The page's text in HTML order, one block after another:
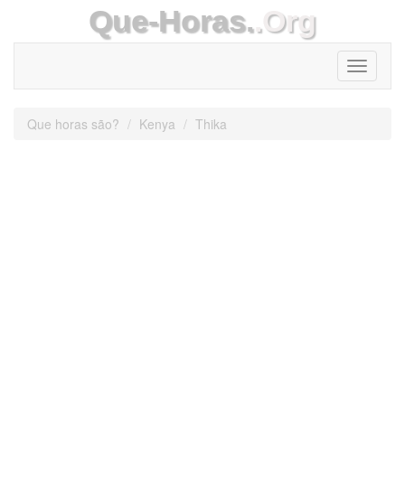
Que-Horas..Org
Toggle
Que horas são? Kenya Thika